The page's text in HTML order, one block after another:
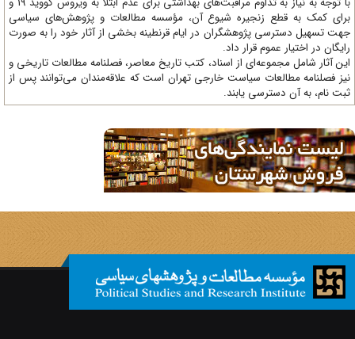
کمک به قطع زنجیره شیوع آن، مؤسسه مطالعات و پژوهش‌های سیاسی
تسهیل دسترسی پژوهشگران در ایام قرنطینه بخشی از آثار خود را به صورت
در اختیار عموم قرار داد.
آثار شامل مجموعه‌ای از اسناد، کتب تاریخ معاصر، فصلنامه‌ مطالعات تاریخی و
فصلنامه مطالعات سیاست خارجی تهران است که علاقه‌مندان می‌توانند پس از
نام، به آن دسترسی یابند.